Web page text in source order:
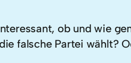
ob und wie
falsche Partei wählt?